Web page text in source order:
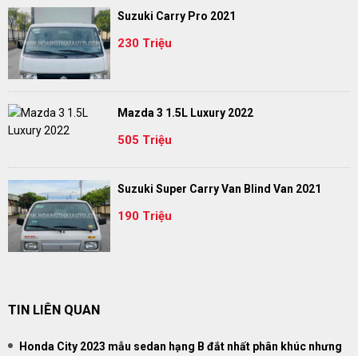
Suzuki Carry Pro 2021
230 Triệu
Mazda 3 1.5L Luxury 2022
505 Triệu
Suzuki Super Carry Van Blind Van 2021
190 Triệu
TIN LIÊN QUAN
Honda City 2023 mẫu sedan hạng B đắt nhất phân khúc nhưng